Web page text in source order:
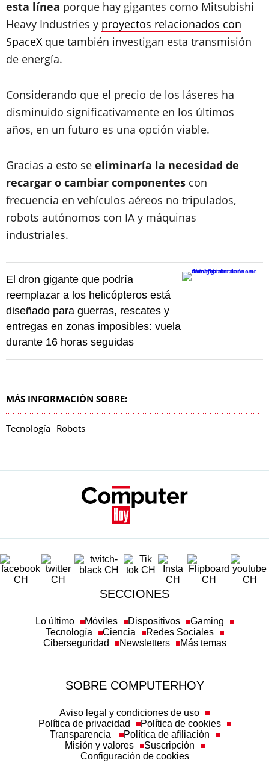
esta línea porque hay gigantes como Mitsubishi
Heavy Industries y proyectos relacionados con
SpaceX que también investigan esta transmisión
de energía.
Considerando que el precio de los láseres ha
disminuido significativamente en los últimos
años, en un futuro es una opción viable.
Gracias a esto se eliminaría la necesidad de
recargar o cambiar componentes con
frecuencia en vehículos aéreos no tripulados,
robots autónomos con IA y máquinas
industriales.
El dron gigante que podría
reemplazar a los helicópteros está
diseñado para guerras, rescates y
entregas en zonas imposibles: vuela
durante 16 horas seguidas
MÁS INFORMACIÓN SOBRE:
Tecnología Robots
SECCIONES
Lo último Móviles Dispositivos
Gaming
Tecnología
Ciencia
Redes Sociales
Ciberseguridad
Newsletters Más temas
SOBRE COMPUTERHOY
Aviso legal y condiciones de uso
Política de privacidad
Política de cookies
Transparencia
Política de afiliación
Misión y valores
Suscripción
Configuración de cookies